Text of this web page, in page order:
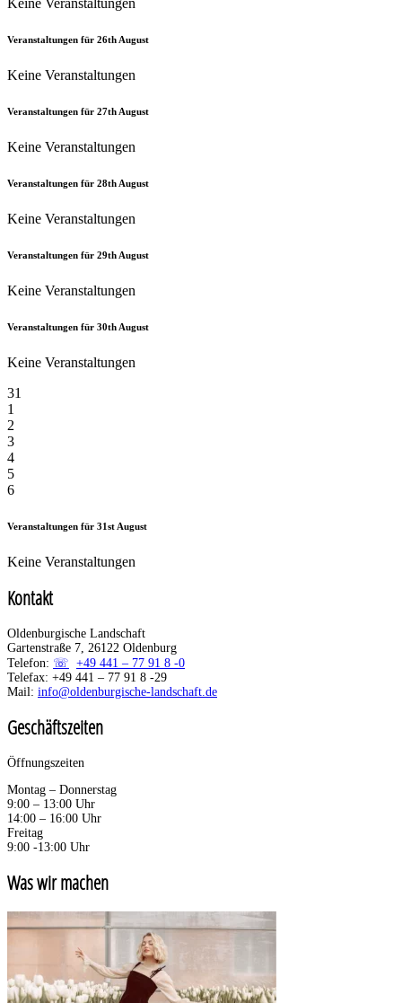
Keine Veranstaltungen
Veranstaltungen für 26th August
Keine Veranstaltungen
Veranstaltungen für 27th August
Keine Veranstaltungen
Veranstaltungen für 28th August
Keine Veranstaltungen
Veranstaltungen für 29th August
Keine Veranstaltungen
Veranstaltungen für 30th August
Keine Veranstaltungen
31
1
2
3
4
5
6
Veranstaltungen für 31st August
Keine Veranstaltungen
Kontakt
Oldenburgische Landschaft
Gartenstraße 7, 26122 Oldenburg
Telefon:
+49 441 – 77 91 8 -0
Telefax: +49 441 – 77 91 8 -29
Mail: info@oldenburgische-landschaft.de
Geschäftszeiten
Öffnungszeiten
Montag – Donnerstag
9:00 – 13:00 Uhr
14:00 – 16:00 Uhr
Freitag
9:00 -13:00 Uhr
Was wir machen